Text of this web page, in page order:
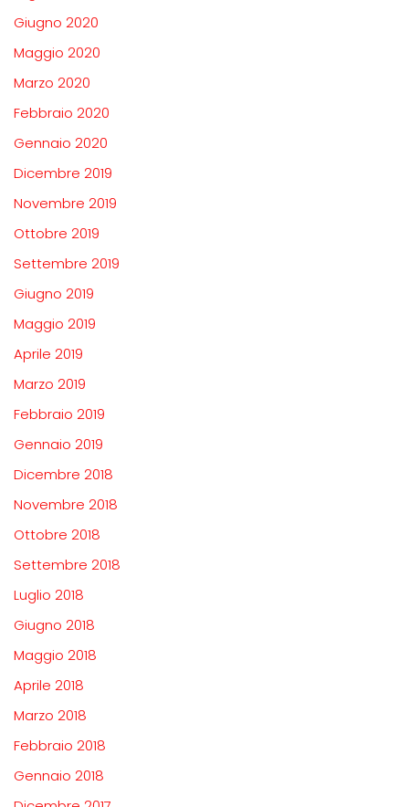
Giugno 2020
Maggio 2020
Marzo 2020
Febbraio 2020
Gennaio 2020
Dicembre 2019
Novembre 2019
Ottobre 2019
Settembre 2019
Giugno 2019
Maggio 2019
Aprile 2019
Marzo 2019
Febbraio 2019
Gennaio 2019
Dicembre 2018
Novembre 2018
Ottobre 2018
Settembre 2018
Luglio 2018
Giugno 2018
Maggio 2018
Aprile 2018
Marzo 2018
Febbraio 2018
Gennaio 2018